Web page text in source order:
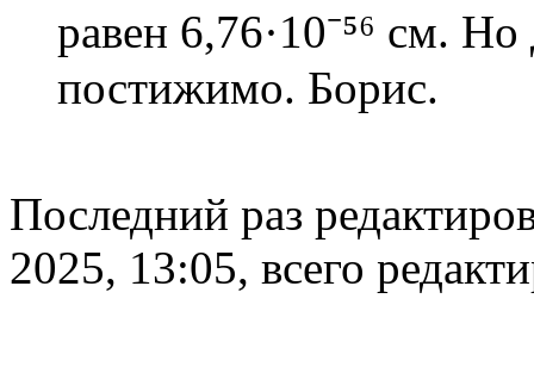
равен 6,76·10⁻⁵⁶ см.
постижимо. Борис.
Последний раз
2025, 13:05, всего